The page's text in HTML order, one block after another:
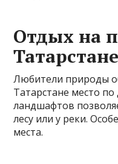
Отдых на
Татарстане
Любители природы
Татарстане место
ландшафтов
лесу или у реки.
места.